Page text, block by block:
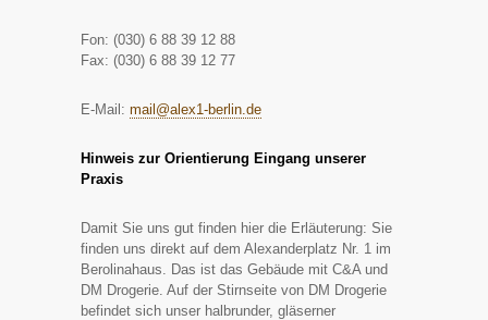
Fon: (030) 6 88 39 12 88
Fax: (030) 6 88 39 12 77
E-Mail: mail@alex1-berlin.de
Hinweis zur Orientierung Eingang unserer
Praxis
Damit Sie uns gut finden hier die Erläuterung: Sie
finden uns direkt auf dem Alexanderplatz Nr. 1 im
Berolinahaus. Das ist das Gebäude mit C&A und
DM Drogerie. Auf der Stirnseite von DM Drogerie
befindet sich unser halbrunder, gläserner